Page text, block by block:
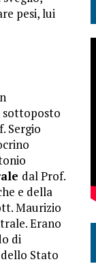
pesi, lui
sottoposto
Sergio
dal Prof.
e della
Maurizio
Erano
di
Stato